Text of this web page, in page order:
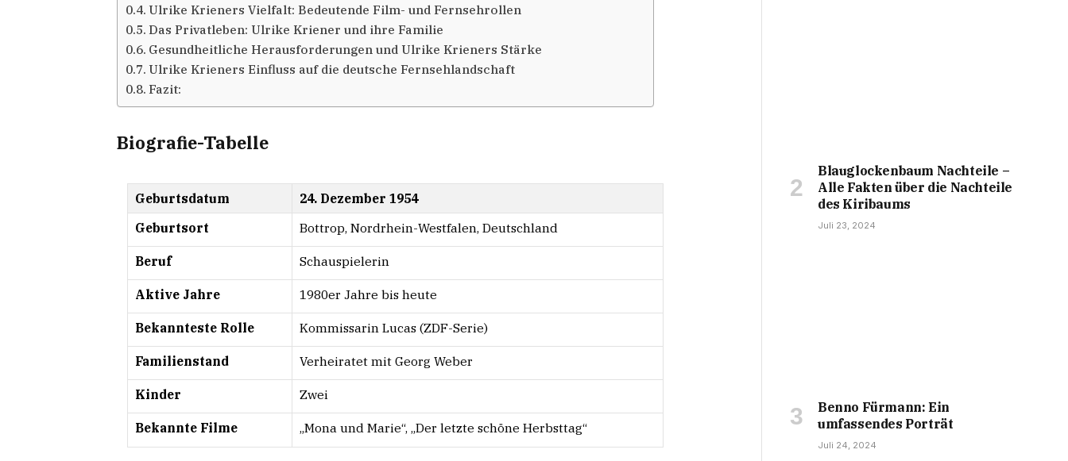
Ulrike Krieners Vielfalt: Bedeutende Film- und Fernsehrollen
Das Privatleben: Ulrike Kriener und ihre Familie
Gesundheitliche Herausforderungen und Ulrike Krieners Stärke
Ulrike Krieners Einfluss auf die deutsche Fernsehlandschaft
Fazit:
Biografie-Tabelle
Geburtsdatum
24. Dezember 1954
Geburtsort
Bottrop, Nordrhein-Westfalen, Deutschland
Beruf Schauspielerin
Aktive Jahre 1980er Jahre bis heute
Bekannteste Rolle Kommissarin Lucas (ZDF-Serie)
Familienstand Verheiratet mit Georg Weber
Kinder Zwei
Bekannte Filme „Mona und Marie“, „Der letzte schöne Herbsttag“
Blauglockenbaum Nachteile –
Alle Fakten über die Nachteile
des Kiribaums
Juli 23, 2024
Benno Fürmann: Ein
umfassendes Porträt
Juli 24, 2024